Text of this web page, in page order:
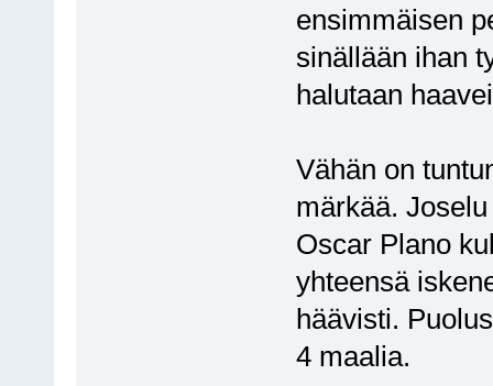
ensimmäisen
sinällään ihan
halutaan
Vähän on
märkää.
Oscar Plano
yhteensä
häävisti.
4 maalia.